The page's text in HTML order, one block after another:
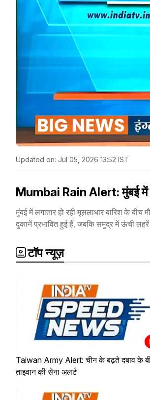
Updated on: Jul 05, 2026 13:52 IST
Mumbai Rain Alert: मुंबई में
मुंबई में लगातार हो रही मूसलाधार बारिश के
दुकानें प्रभावित हुई हैं, जबकि समुद्र में ऊंची
टॉप न्यूज़
Taiwan Army Alert: चीन के बढ़ते दबाव के
ताइवान की सेना अलर्ट